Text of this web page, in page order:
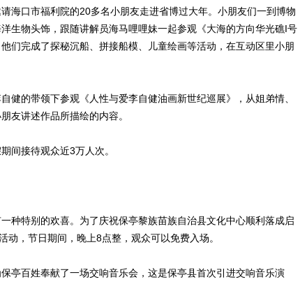
口市福利院的20多名小朋友走进省博过大年。小朋友们一到博物
生物头饰，跟随讲解员海马哩哩妹一起参观《大海的方向华光礁I号
们完成了探秘沉船、拼接船模、儿童绘画等活动，在互动区里小朋
的带领下参观《人性与爱李自健油画新世纪巡展》，从姐弟情、
友讲述作品所描绘的内容。
接待观众近3万人次。
特别的欢喜。为了庆祝保亭黎族苗族自治县文化中心顺利落成启
动，节日期间，晚上8点整，观众可以免费入场。
百姓奉献了一场交响音乐会，这是保亭县首次引进交响音乐演